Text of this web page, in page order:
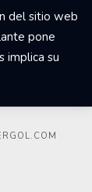
del sitio web
pone
implica su